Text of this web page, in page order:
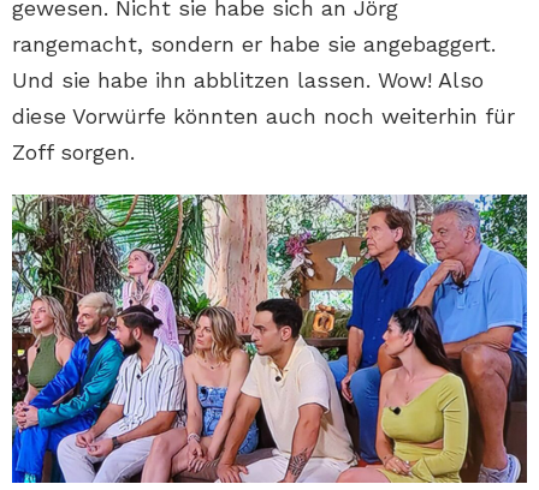
gewesen. Nicht sie habe sich an Jörg
rangemacht, sondern er habe sie angebaggert.
Und sie habe ihn abblitzen lassen. Wow! Also
diese Vorwürfe könnten auch noch weiterhin für
Zoff sorgen.